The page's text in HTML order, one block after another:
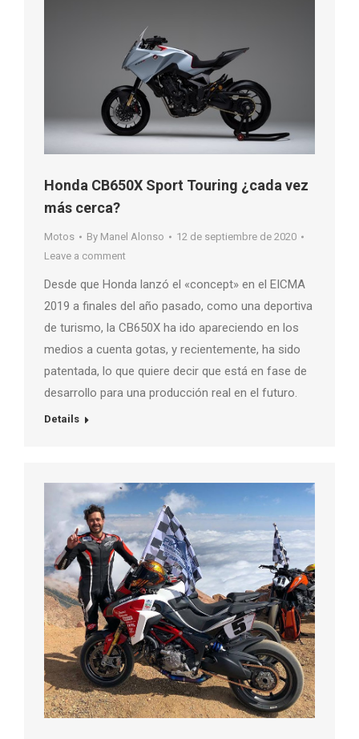
Honda CB650X Sport Touring ¿cada vez
más cerca?
Motos By Manel Alonso
12 de septiembre de 2020
Leave a comment
Desde que Honda lanzó el «concept» en el EICMA
2019 a finales del año pasado, como una deportiva
de turismo, la CB650X ha ido apareciendo en los
medios a cuenta gotas, y recientemente, ha sido
patentada, lo que quiere decir que está en fase de
desarrollo para una producción real en el futuro.
Details